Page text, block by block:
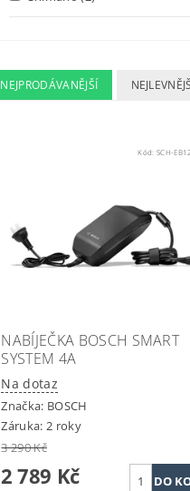
NEJPRODÁVANĚJŠÍ
Kód: SCH-
NABÍJEČKA BOSCH SMART
SYSTEM 4A
Na dotaz
Značka: BOSCH
Záruka: 2 roky
3 290 Kč
2 789 Kč